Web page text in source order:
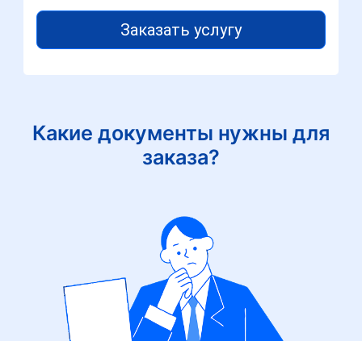
Заказать услугу
Какие документы нужны для
заказа?